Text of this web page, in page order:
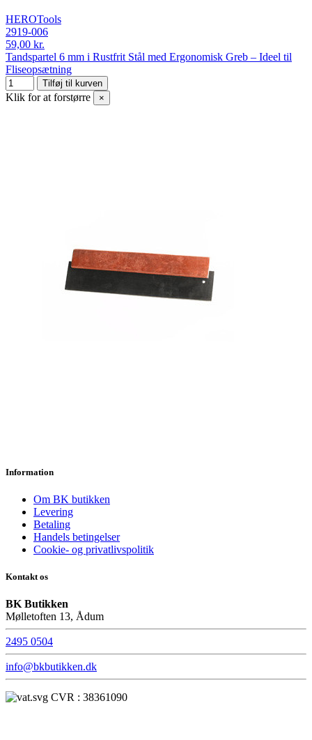
HEROTools
2919-006
59,00 kr.
Tandspartel 6 mm i Rustfrit Stål med Ergonomisk Greb – Ideel til
Fliseopsætning
Tilføj til kurven
Klik for at forstørre ×
Information
Om BK butikken
Levering
Betaling
Handels betingelser
Cookie- og privatlivspolitik
Kontakt os
BK Butikken
Mølletoften 13, Ådum
2495 0504
info@bkbutikken.dk
CVR : 38361090